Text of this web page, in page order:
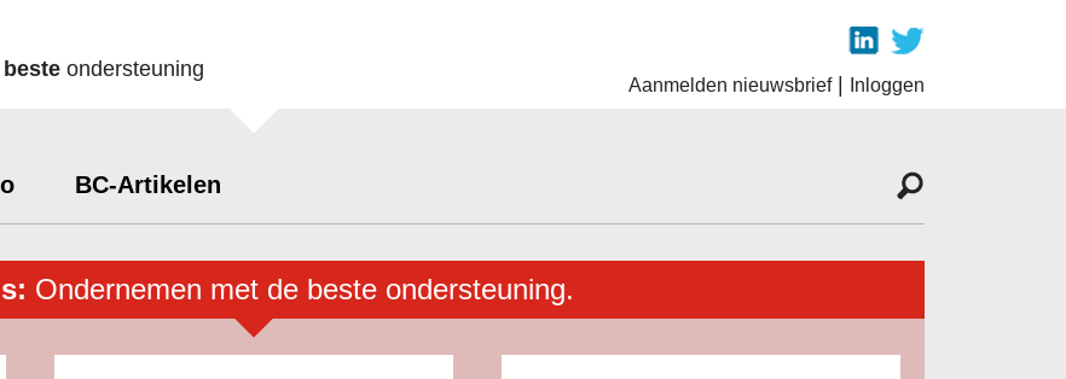
ondersteuning
Aanmelden nieuwsbrief| Inloggen
BC-Artikelen
Ondernemen met de beste ondersteuning.